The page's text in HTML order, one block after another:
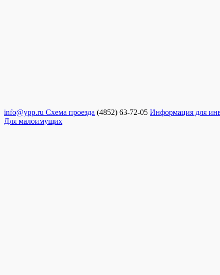
info@ypp.ru Схема проезда (4852) 63-72-05 Информация для
Для малоимущих